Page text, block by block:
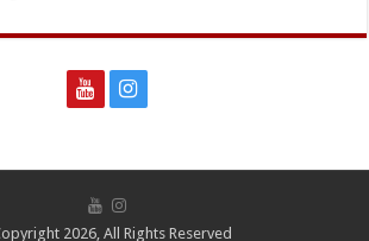
2026, All Rights Reserved